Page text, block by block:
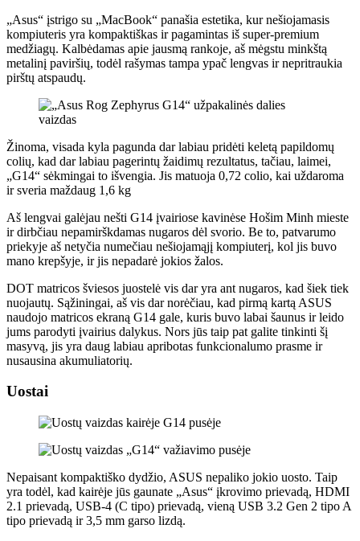
„Asus“ įstrigo su „MacBook“ panašia estetika, kur nešiojamasis
kompiuteris yra kompaktiškas ir pagamintas iš super-premium
medžiagų. Kalbėdamas apie jausmą rankoje, aš mėgstu minkštą
metalinį paviršių, todėl rašymas tampa ypač lengvas ir nepritraukia
pirštų atspaudų.
Žinoma, visada kyla pagunda dar labiau pridėti keletą papildomų
colių, kad dar labiau pagerintų žaidimų rezultatus, tačiau, laimei,
„G14“ sėkmingai to išvengia. Jis matuoja 0,72 colio, kai uždaroma
ir sveria maždaug 1,6 kg
Aš lengvai galėjau nešti G14 įvairiose kavinėse Hošim Minh mieste
ir dirbčiau nepamirškdamas nugaros dėl svorio. Be to, patvarumo
priekyje aš netyčia numečiau nešiojamąjį kompiuterį, kol jis buvo
mano krepšyje, ir jis nepadarė jokios žalos.
DOT matricos šviesos juostelė vis dar yra ant nugaros, kad šiek tiek
nuojautų. Sąžiningai, aš vis dar norėčiau, kad pirmą kartą ASUS
naudojo matricos ekraną G14 gale, kuris buvo labai šaunus ir leido
jums parodyti įvairius dalykus. Nors jūs taip pat galite tinkinti šį
masyvą, jis yra daug labiau apribotas funkcionalumo prasme ir
nusausina akumuliatorių.
Uostai
Nepaisant kompaktiško dydžio, ASUS nepaliko jokio uosto. Taip
yra todėl, kad kairėje jūs gaunate „Asus“ įkrovimo prievadą, HDMI
2.1 prievadą, USB-4 (C tipo) prievadą, vieną USB 3.2 Gen 2 tipo A
tipo prievadą ir 3,5 mm garso lizdą.